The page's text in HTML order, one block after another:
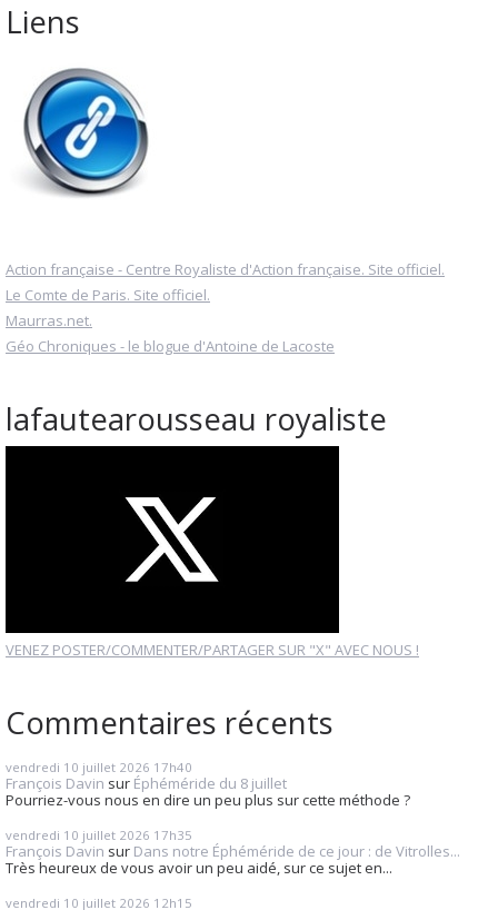
Liens
Action française - Centre Royaliste d'Action française. Site officiel.
Le Comte de Paris. Site officiel.
Maurras.net.
Géo Chroniques - le blogue d'Antoine de Lacoste
lafautearousseau royaliste
VENEZ POSTER/COMMENTER/PARTAGER SUR "X" AVEC NOUS !
Commentaires récents
vendredi 10 juillet 2026 17h40
François Davin sur Éphéméride du 8 juillet
Pourriez-vous nous en dire un peu plus sur cette méthode ?
vendredi 10 juillet 2026 17h35
François Davin sur Dans notre Éphéméride de ce jour : de Vitrolles...
Très heureux de vous avoir un peu aidé, sur ce sujet en...
vendredi 10 juillet 2026 12h15